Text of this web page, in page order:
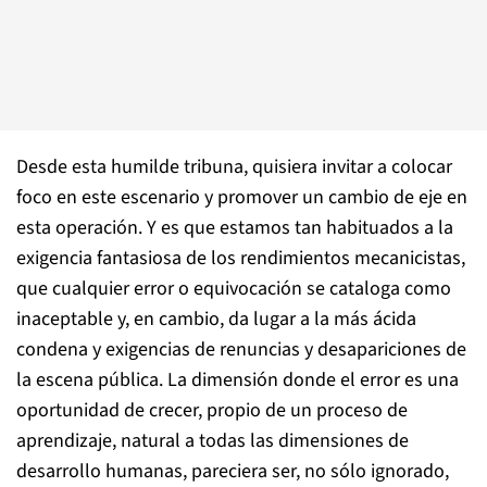
Desde esta humilde tribuna, quisiera invitar a colocar
foco en este escenario y promover un cambio de eje en
esta operación. Y es que estamos tan habituados a la
exigencia fantasiosa de los rendimientos mecanicistas,
que cualquier error o equivocación se cataloga como
inaceptable y, en cambio, da lugar a la más ácida
condena y exigencias de renuncias y desapariciones de
la escena pública. La dimensión donde el error es una
oportunidad de crecer, propio de un proceso de
aprendizaje, natural a todas las dimensiones de
desarrollo humanas, pareciera ser, no sólo ignorado,